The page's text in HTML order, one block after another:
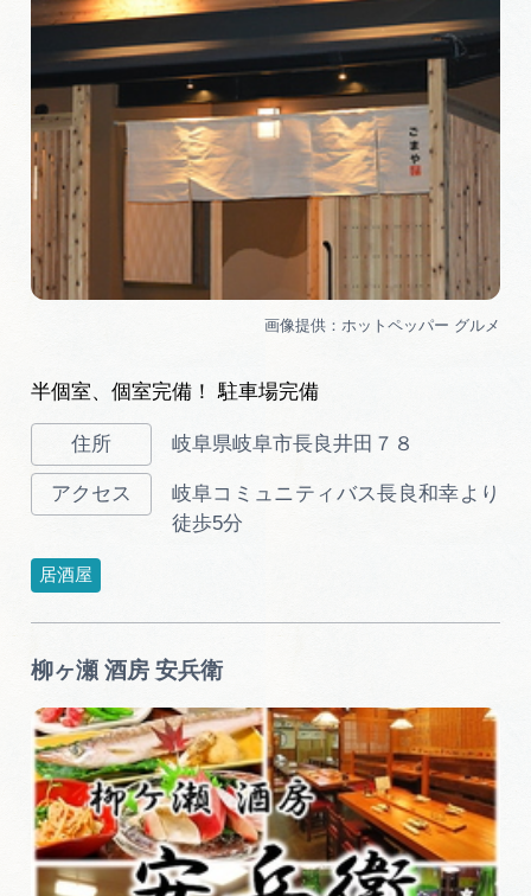
半個室、個室完備！ 駐車場完備
岐阜県岐阜市長良井田７８
岐阜コミュニティバス長良和幸より
徒歩5分
居酒屋
柳ヶ瀬 酒房 安兵衛